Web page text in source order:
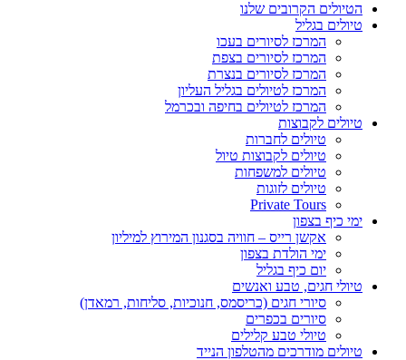
הטיולים הקרובים שלנו
טיולים בגליל
המרכז לסיורים בעכו
המרכז לסיורים בצפת
המרכז לסיורים בנצרת
המרכז לטיולים בגליל העליון
המרכז לטיולים בחיפה ובכרמל
טיולים לקבוצות
טיולים לחברות
טיולים לקבוצות טיול
טיולים למשפחות
טיולים לזוגות
Private Tours
ימי כיף בצפון
אקשן רייס – חוויה בסגנון המירוץ למיליון
ימי הולדת בצפון
יום כיף בגליל
טיולי חגים, טבע ואנשים
סיורי חגים (כריסמס, חנוכיות, סליחות, רמאדן)
סיורים בכפרים
טיולי טבע קלילים
טיולים מודרכים מהטלפון הנייד